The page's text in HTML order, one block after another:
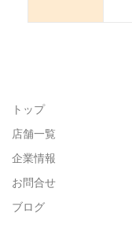
トップ
店舗一覧
企業情報
お問合せ
ブログ